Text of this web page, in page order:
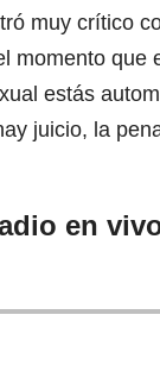
muy crítico
momento que
estás
juicio, la
en